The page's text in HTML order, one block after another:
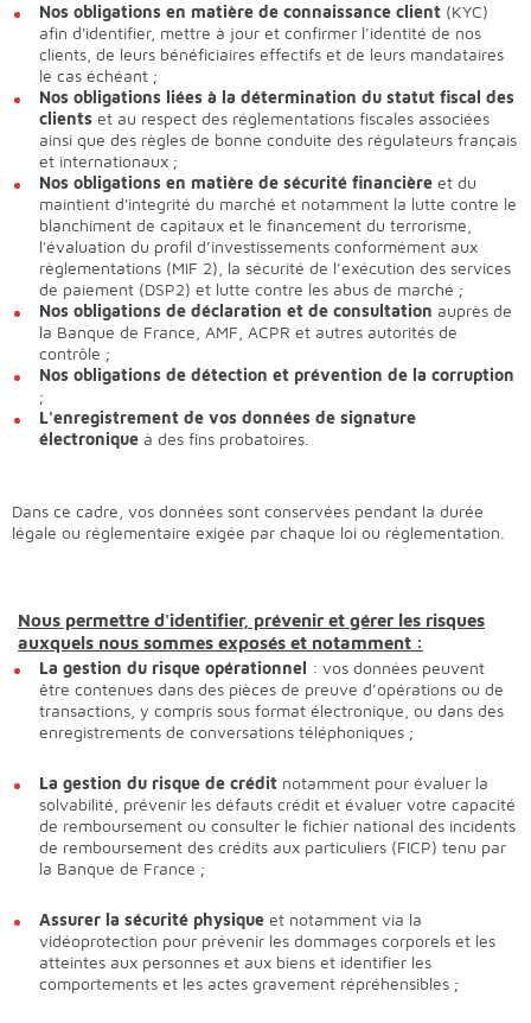
Nos obligations en matière de connaissance client (KYC)
afin d'identifier, mettre à jour et confirmer l’identité de nos
clients, de leurs bénéficiaires effectifs et de leurs mandataires
le cas échéant ;
Nos obligations liées à la détermination du statut fiscal des
clients et au respect des réglementations fiscales associées
ainsi que des règles de bonne conduite des régulateurs français
et internationaux ;
Nos obligations en matière de sécurité financière et du
maintient d'integrité du marché et notamment la lutte contre le
blanchiment de capitaux et le financement du terrorisme,
l'évaluation du profil d’investissements conformément aux
règlementations (MIF 2), la sécurité de l’exécution des services
de paiement (DSP2) et lutte contre les abus de marché ;
Nos obligations de déclaration et de consultation auprès de
la Banque de France, AMF, ACPR et autres autorités de
contrôle ;
Nos obligations de détection et prévention de la corruption
;
L'enregistrement de vos données de signature
électronique à des fins probatoires.
Dans ce cadre, vos données sont conservées pendant la durée
légale ou réglementaire exigée par chaque loi ou réglementation.
Nous permettre d'identifier, prévenir et gérer les risques
auxquels nous sommes exposés et notamment :
La gestion du risque opérationnel : vos données peuvent
être contenues dans des pièces de preuve d’opérations ou de
transactions, y compris sous format électronique, ou dans des
enregistrements de conversations téléphoniques ;
La gestion du risque de crédit notamment pour évaluer la
solvabilité, prévenir les défauts crédit et évaluer votre capacité
de remboursement ou consulter le fichier national des incidents
de remboursement des crédits aux particuliers (FICP) tenu par
la Banque de France ;
Assurer la sécurité physique et notamment via la
vidéoprotection pour prévenir les dommages corporels et les
atteintes aux personnes et aux biens et identifier les
comportements et les actes gravement répréhensibles ;